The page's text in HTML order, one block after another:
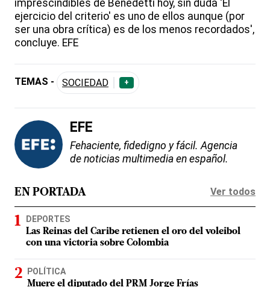
imprescindibles de Benedetti hoy, sin duda 'El
ejercicio del criterio' es uno de ellos aunque (por
ser una obra crítica) es de los menos recordados',
concluye. EFE
TEMAS - SOCIEDAD +
EFE
Fehaciente, fidedigno y fácil. Agencia
de noticias multimedia en español.
EN PORTADA Ver todos
DEPORTES
Las Reinas del Caribe retienen el oro del voleibol
con una victoria sobre Colombia
POLÍTICA
Muere el diputado del PRM Jorge Frías